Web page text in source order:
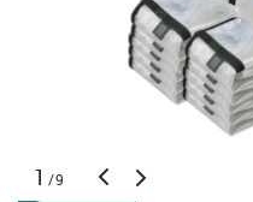
1 /9